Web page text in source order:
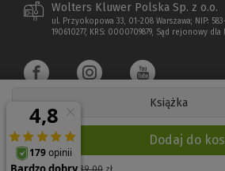
Książka
Cena regularna:139,00zł
Dodaj do
Wolters Kluwer Polska Sp. z o.o.
ul. Przyokopowa 33, 01-208 Warszawa; NIP:
190610277, KRS: 0000709879, Sąd rejonowy dla
Copyright 1997 - 2026 Wolters Kluwer Polska